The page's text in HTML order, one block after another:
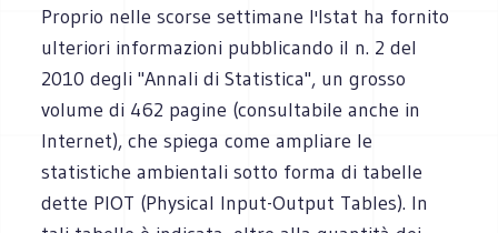
Proprio nelle scorse settimane l'Istat ha fornito
ulteriori informazioni pubblicando il n. 2 del
2010 degli "Annali di Statistica", un grosso
volume di 462 pagine (consultabile anche in
Internet), che spiega come ampliare le
statistiche ambientali sotto forma di tabelle
dette PIOT (Physical Input-Output Tables). In